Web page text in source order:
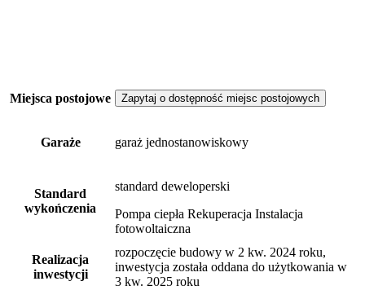
Miejsca postojowe Zapytaj o dostępność miejsc postojowych
Garaże garaż jednostanowiskowy
Standard
wykończenia
standard deweloperski
Pompa ciepła Rekuperacja Instalacja
fotowoltaiczna
Realizacja
inwestycji
rozpoczęcie budowy w 2 kw. 2024 roku,
inwestycja została oddana do użytkowania w
3 kw. 2025 roku